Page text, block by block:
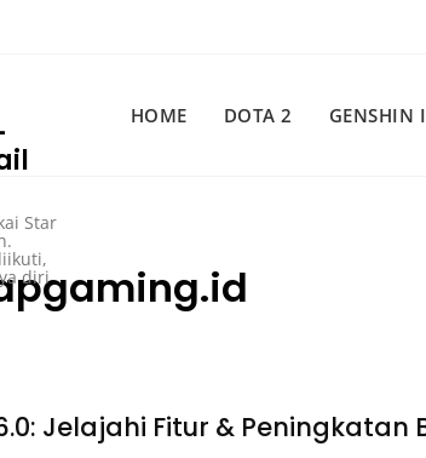
Star
diri
HOME DOTA 2 GENSHIN
Jelajahi Fitur & Peningkatan